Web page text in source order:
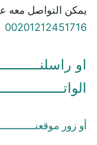
يمكن التواصل معه
00201212451716
او
أو زور